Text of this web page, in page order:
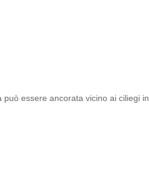
essere ancorata vicino ai ciliegi in